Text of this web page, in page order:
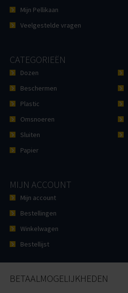
Mijn Pellikaan
Veelgestelde vragen
CATEGORIEËN
Dozen
Beschermen
Plastic
Omsnoeren
Sluiten
Papier
MIJN ACCOUNT
Mijn account
Bestellingen
Winkelwagen
Bestellijst
BETAALMOGELIJKHEDEN